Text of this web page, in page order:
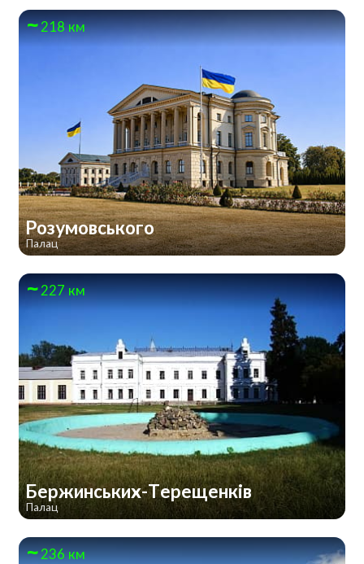
218 км
Розумовського
Палац
227 км
Бержинських-Терещенків
Палац
236 км